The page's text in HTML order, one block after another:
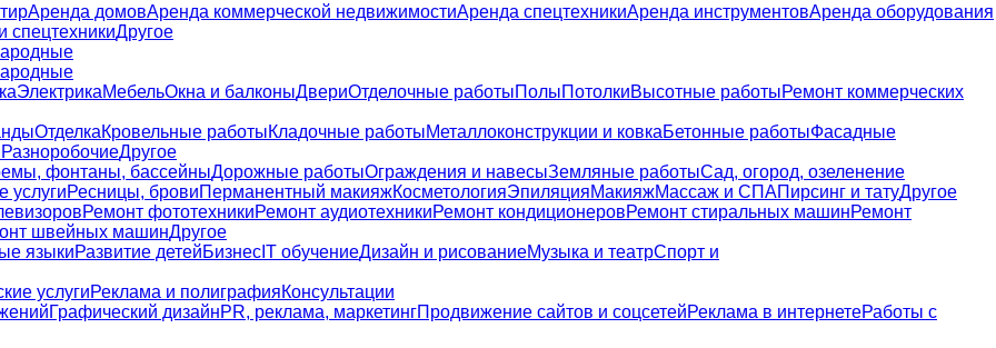
Аренда домовАренда коммерческой недвижимостиАренда спецтехникиАренда инструментовАренда оборудования
спецтехникиДругое
ЭлектрикаМебельОкна и балконыДвериОтделочные работыПолыПотолкиВысотные работыРемонт коммерческих
ОтделкаКровельные работыКладочные работыМеталлоконструкции и ковкаБетонные работыФасадные
РазноробочиеДругое
фонтаны, бассейныДорожные работыОграждения и навесыЗемляные работыСад, огород, озеленение
услугиРесницы, бровиПерманентный макияжКосметологияЭпиляцияМакияжМассаж и СПАПирсинг и татуДругое
Ремонт фототехникиРемонт аудиотехникиРемонт кондиционеровРемонт стиральных машинРемонт
швейных машинДругое
языкиРазвитие детейБизнес IT обучениеДизайн и рисованиеМузыка и театрСпорт и
услугиРеклама и полиграфияКонсультации
Графический дизайнPR, реклама, маркетингПродвижение сайтов и соцсетейРеклама в интернетеРаботы с